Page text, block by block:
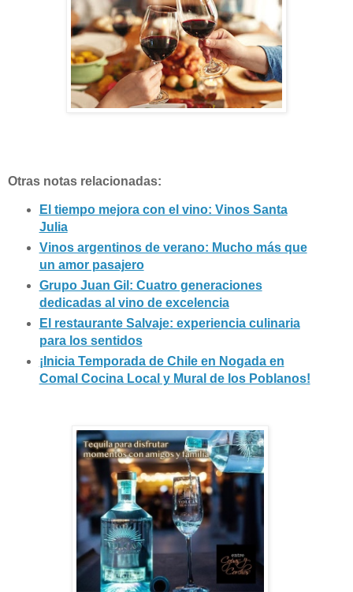
Otras notas relacionadas:
El tiempo mejora con el vino: Vinos Santa
Julia
Vinos argentinos de verano: Mucho más que
un amor pasajero
Grupo Juan Gil: Cuatro generaciones
dedicadas al vino de excelencia
El restaurante Salvaje: experiencia culinaria
para los sentidos
¡Inicia Temporada de Chile en Nogada en
Comal Cocina Local y Mural de los Poblanos!